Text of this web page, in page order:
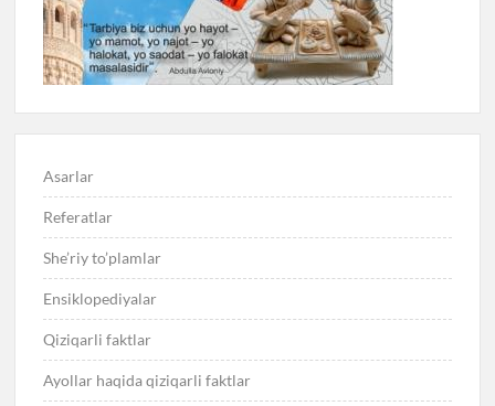
Asarlar
Referatlar
She’riy to’plamlar
Ensiklopediyalar
Qiziqarli faktlar
Ayollar haqida qiziqarli faktlar